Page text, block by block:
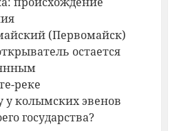
(Первомайск)
остается
реке
у колымских эвенов
государства?